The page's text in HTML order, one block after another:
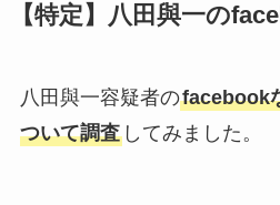
【特定】八田與一の
八田與一容疑者のfacebook
ついて調査してみました。